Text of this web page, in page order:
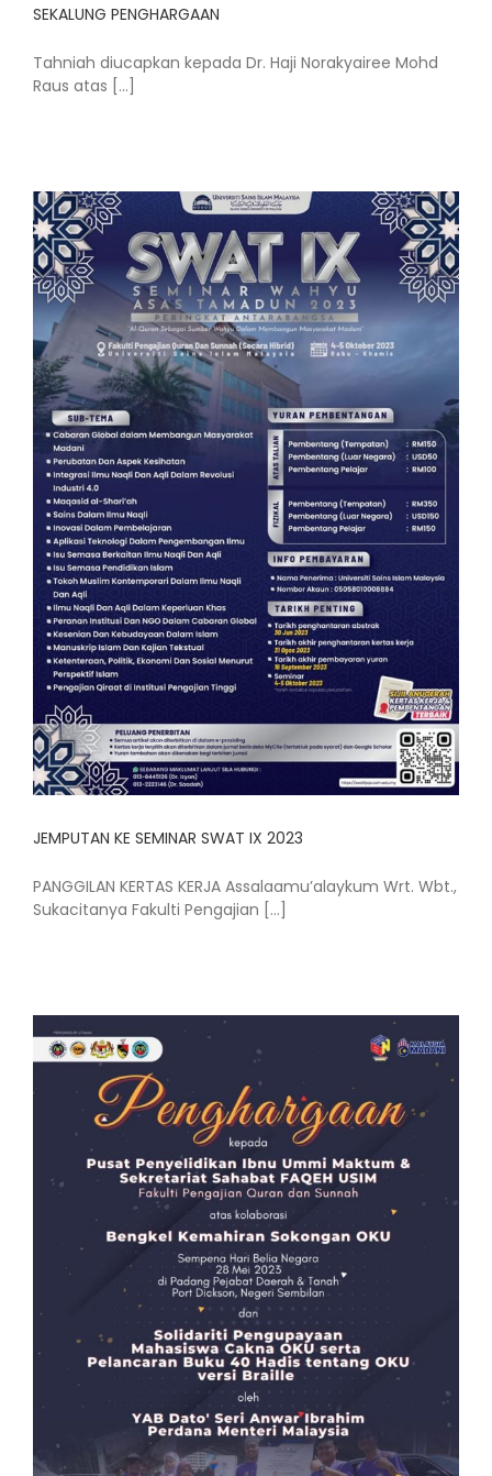
SEKALUNG PENGHARGAAN
Tahniah diucapkan kepada Dr. Haji Norakyairee Mohd
Raus atas [...]
JEMPUTAN KE SEMINAR SWAT IX 2023
PANGGILAN KERTAS KERJA Assalaamu’alaykum Wrt. Wbt.,
Sukacitanya Fakulti Pengajian [...]